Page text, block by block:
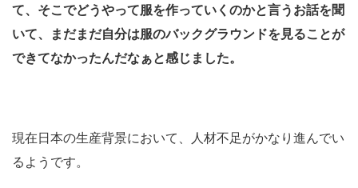
て、そこでどうやって服を作っていくのかと言うお話を聞
いて、まだまだ自分は服のバックグラウンドを見ることが
できてなかったんだなぁと感じました。
現在日本の生産背景において、人材不足がかなり進んでい
るようです。